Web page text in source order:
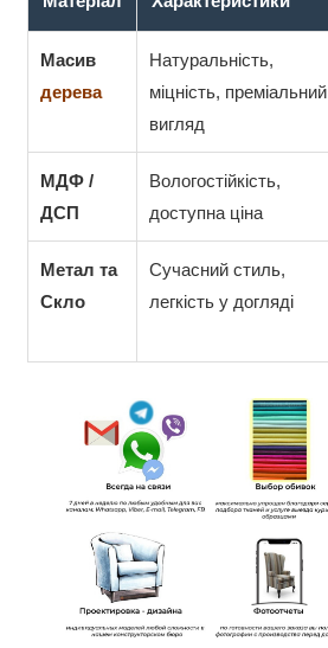
Масив
дерева
Натуральність,
міцність, преміальний
вигляд
МДФ /
ДСП
Вологостійкість,
доступна ціна
Метал та
Скло
Сучасний стиль,
легкість у догляді